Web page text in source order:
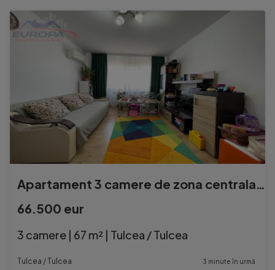
Apartament 3 camere de zona centrala Tulcea
66.500 eur
3 camere | 67 m² | Tulcea / Tulcea
Tulcea / Tulcea 3 minute în urmă